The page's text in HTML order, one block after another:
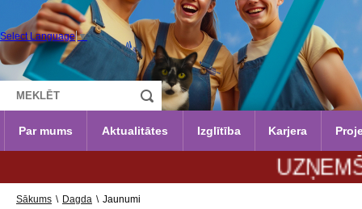
Select Language ▼
Par mums Aktualitātes Izglītība Karjera
Sākums \ Dagda \ Jaunumi